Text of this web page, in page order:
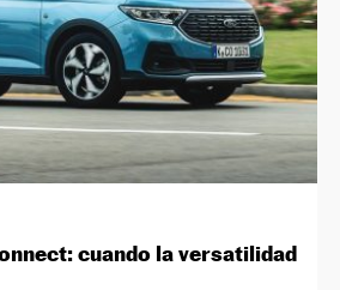
cuando la versatilidad